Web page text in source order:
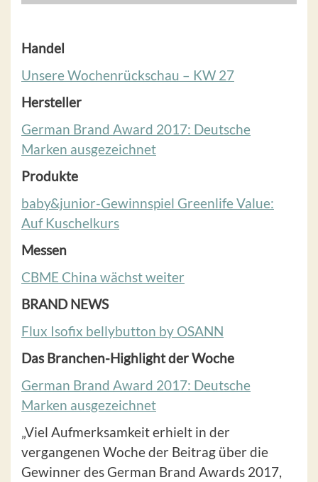
Handel
Unsere Wochenrückschau – KW 27
Hersteller
German Brand Award 2017: Deutsche
Marken ausgezeichnet
Produkte
baby&junior-Gewinnspiel Greenlife Value:
Auf Kuschelkurs
Messen
CBME China wächst weiter
BRAND NEWS
Flux Isofix bellybutton by OSANN
Das Branchen-Highlight der Woche
German Brand Award 2017: Deutsche
Marken ausgezeichnet
„Viel Aufmerksamkeit erhielt in der
vergangenen Woche der Beitrag über die
Gewinner des German Brand Awards 2017,